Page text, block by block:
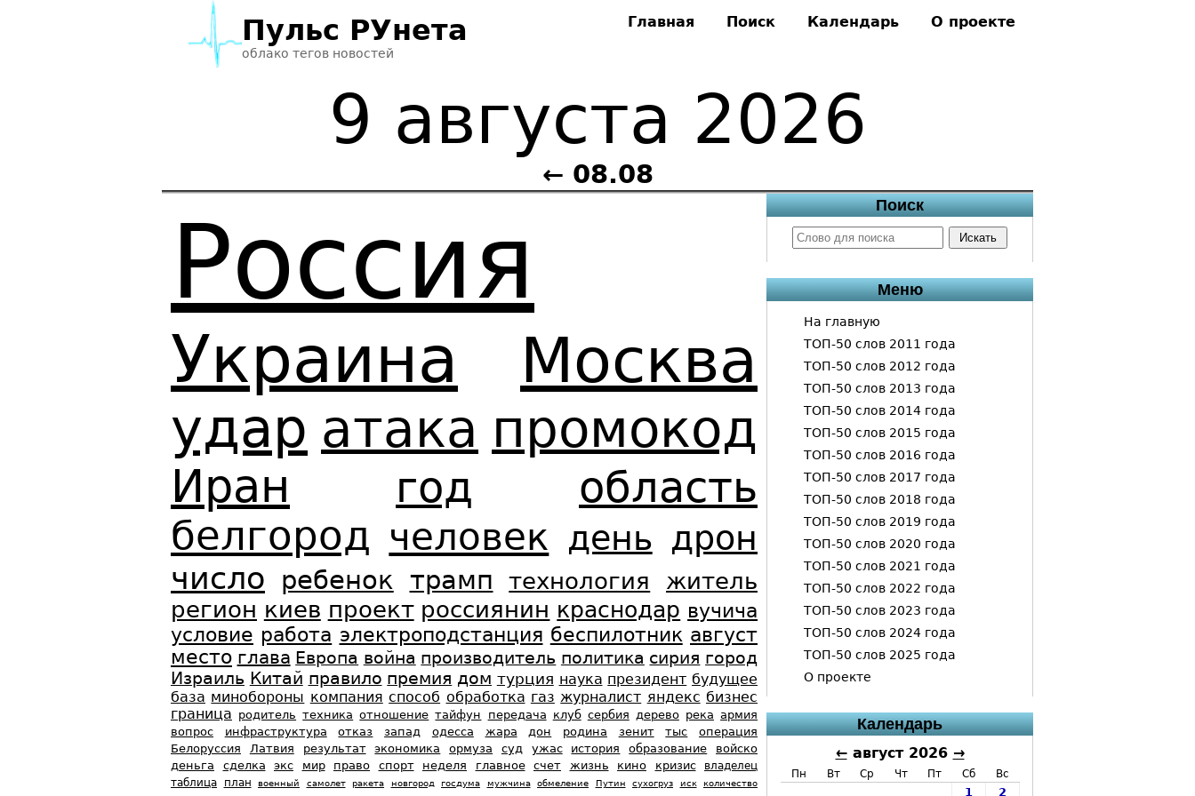
Пульс РУнета
облако тегов новостей
Главная Поиск Календарь О проекте
9 августа 2026
← 08.08
Россия
Украина Москва
удар атака промокод
Иран год область
белгород человек день дрон
число ребенок трамп технология
житель
регион киев проект россиянин краснодар вучича
условие работа электроподстанция беспилотник август
место глава Европа война производитель политика сирия город
Израиль Китай правило премия дом турция наука президент будущее
база минобороны компания способ обработка газ журналист яндекс бизнес
граница родитель техника отношение тайфун передача клуб сербия дерево река армия
вопрос
инфраструктура отказ запад одесса жара дон родина зенит тыс
операция
Белоруссия
Латвия результат экономика ормуза суд ужас история образование
войско
деньга
сделка экс мир право спорт неделя главное счет жизнь кино кризис
владелец
таблица
план военный самолет ракета новгород госдума мужчина обмеление Путин сухогруз иск
количество
Поиск
Меню
На главную
ТОП-50 слов 2011 года
ТОП-50 слов 2012 года
ТОП-50 слов 2013 года
ТОП-50 слов 2014 года
ТОП-50 слов 2015 года
ТОП-50 слов 2016 года
ТОП-50 слов 2017 года
ТОП-50 слов 2018 года
ТОП-50 слов 2019 года
ТОП-50 слов 2020 года
ТОП-50 слов 2021 года
ТОП-50 слов 2022 года
ТОП-50 слов 2023 года
ТОП-50 слов 2024 года
ТОП-50 слов 2025 года
О проекте
Календарь
← август 2026 →
Пн Вт Ср Чт Пт Сб Вс
1 2